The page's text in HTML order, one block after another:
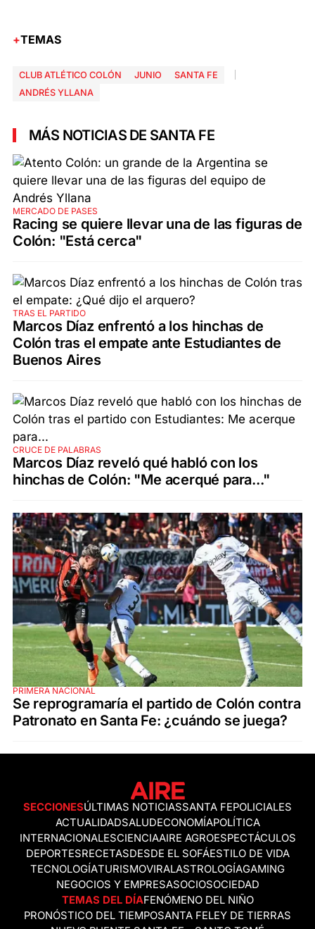
TEMAS
CLUB ATLÉTICO COLÓN JUNIO
SANTA FE
ANDRÉS YLLANA
MÁS NOTICIAS DE SANTA FE
MERCADO DE PASES
Racing se quiere llevar una de las figuras de
Colón: "Está cerca"
TRAS EL PARTIDO
Marcos Díaz enfrentó a los hinchas de
Colón tras el empate ante Estudiantes de
Buenos Aires
CRUCE DE PALABRAS
Marcos Díaz reveló qué habló con los
hinchas de Colón: "Me acerqué para..."
PRIMERA NACIONAL
Se reprogramaría el partido de Colón contra
Patronato en Santa Fe: ¿cuándo se juega?
SECCIONESÚLTIMAS NOTICIASSANTA FEPOLICIALES
ACTUALIDADSALUDECONOMÍAPOLÍTICA
INTERNACIONALESCIENCIAAIRE AGROESPECTÁCULOS
DEPORTESRECETASDESDE EL SOFÁESTILO DE VIDA
TECNOLOGÍATURISMOVIRALASTROLOGÍAGAMING
NEGOCIOS Y EMPRESASOCIOSOCIEDAD
TEMAS DEL DÍAFENÓMENO DEL NIÑO
PRONÓSTICO DEL TIEMPOSANTA FELEY DE TIERRAS